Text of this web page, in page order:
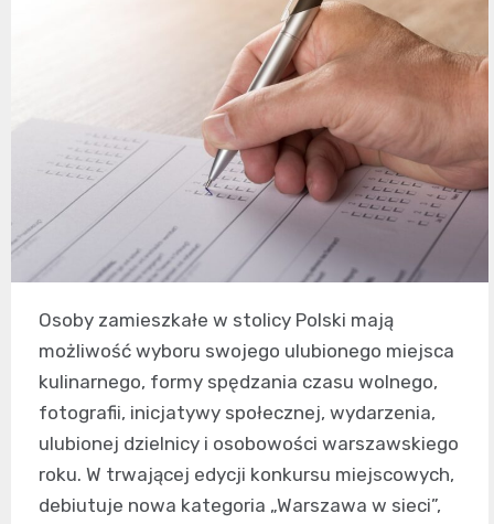
Osoby zamieszkałe w stolicy Polski mają
możliwość wyboru swojego ulubionego miejsca
kulinarnego, formy spędzania czasu wolnego,
fotografii, inicjatywy społecznej, wydarzenia,
ulubionej dzielnicy i osobowości warszawskiego
roku. W trwającej edycji konkursu miejscowych,
debiutuje nowa kategoria „Warszawa w sieci”,